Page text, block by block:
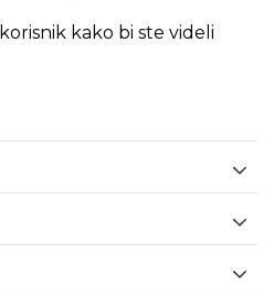
kako bi ste videli